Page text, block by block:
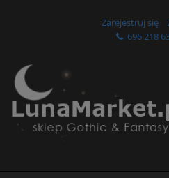
Zarejestruj się
696 218